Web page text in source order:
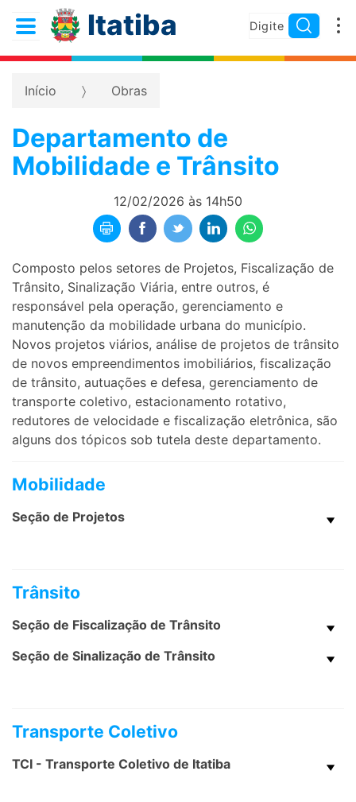
Itatiba
Início Obras
Departamento de
Mobilidade e Trânsito
12/02/2026 às 14h50
Composto pelos setores de Projetos, Fiscalização de
Trânsito, Sinalização Viária, entre outros, é
responsável pela operação, gerenciamento e
manutenção da mobilidade urbana do município.
Novos projetos viários, análise de projetos de trânsito
de novos empreendimentos imobiliários, fiscalização
de trânsito, autuações e defesa, gerenciamento de
transporte coletivo, estacionamento rotativo,
redutores de velocidade e fiscalização eletrônica, são
alguns dos tópicos sob tutela deste departamento.
Mobilidade
Seção de Projetos
Trânsito
Seção de Fiscalização de Trânsito
Seção de Sinalização de Trânsito
Transporte Coletivo
TCI - Transporte Coletivo de Itatiba